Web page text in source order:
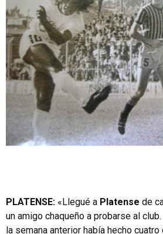
PLATENSE: «Llegué a Platense de
un amigo chaqueño a probarse al
la semana anterior había hecho cuatro